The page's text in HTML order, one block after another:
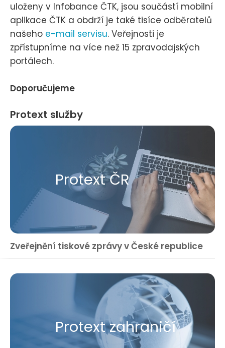
uloženy v Infobance ČTK, jsou součástí mobilní
aplikace ČTK a obdrží je také tisíce odběratelů
našeho e-mail servisu. Veřejnosti je
zpřístupníme na více než 15 zpravodajských
portálech.
Doporučujeme
Protext služby
Protext ČR
Zveřejnění tiskové zprávy v České republice
Protext zahraničí